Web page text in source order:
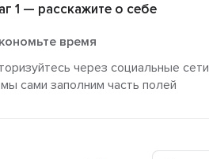
1 — расскажите о себе
время
через социальные сети
сами заполним часть полей